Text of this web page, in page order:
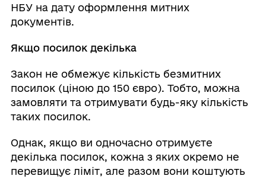
НБУ на дату оформлення митних
документів.
Якщо посилок декілька
Закон не обмежує кількість безмитних
посилок (ціною до 150 євро). Тобто, можна
замовляти та отримувати будь-яку кількість
таких посилок.
Однак, якщо ви одночасно отримуєте
декілька посилок, кожна з яких окремо не
перевищує ліміт, але разом вони коштують